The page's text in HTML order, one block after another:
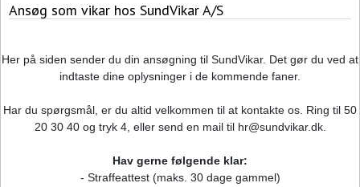
Ansøg som vikar hos SundVikar A/S
Her på siden sender du din ansøgning til SundVikar. Det gør du ved at
indtaste dine oplysninger i de kommende faner.
Har du spørgsmål, er du altid velkommen til at kontakte os. Ring til 50
20 30 40 og tryk 4, eller send en mail til hr@sundvikar.dk.
Hav gerne følgende klar:
- Straffeattest (maks. 30 dage gammel)